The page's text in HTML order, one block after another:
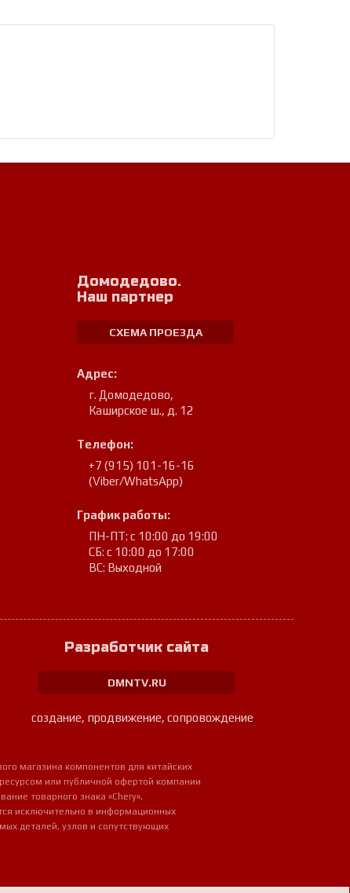
Домодедово.
Наш партнер
СХЕМА ПРОЕЗДА
Адрес:
г. Домодедово,
Каширское ш., д. 12
Телефон:
+7 (915) 101-16-16
(Viber/WhatsApp)
График работы:
ПН-ПТ: с 10:00 до 19:00
СБ: с 10:00 до 17:00
ВС: Выходной
Разработчик сайта
DMNTV.RU
создание, продвижение, сопровождение
магазина компонентов для китайских
или публичной офертой компании
товарного знака «Chery»,
исключительно в информационных
деталей, узлов и сопутствующих